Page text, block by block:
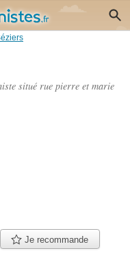
situé rue pierre et marie
Je recommande